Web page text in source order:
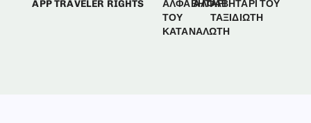
APP TRAVELER RIGHTS
ΑΛΦΑΒΗΤΑΡΙ
ΤΟΥ
ΚΑΤΑΝΑΛΩΤΗ
ΑΛΦΑΒΗΤΑΡΙ ΤΟΥ
ΤΑΞΙΔΙΩΤΗ